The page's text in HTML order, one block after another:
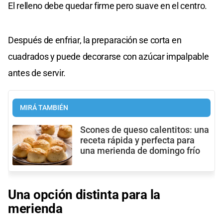
El relleno debe quedar firme pero suave en el centro.
Después de enfriar, la preparación se corta en
cuadrados y puede decorarse con azúcar impalpable
antes de servir.
MIRÁ TAMBIÉN
Scones de queso calentitos: una
receta rápida y perfecta para
una merienda de domingo frío
Una opción distinta para la
merienda